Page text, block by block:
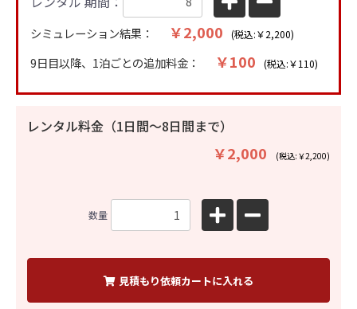
シミュレーション結果： ￥2,000 (税込:￥2,200)
9日目以降、1泊ごとの追加料金： ￥100 (税込:￥110)
レンタル料金（1日間〜8日間まで）
￥2,000 (税込:￥2,200)
数量
見積もり依頼カートに入れる